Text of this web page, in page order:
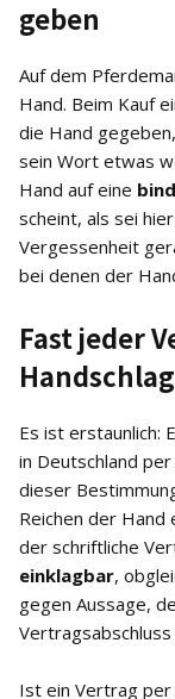
geben
Auf dem
Hand. Beim Kauf
die Hand
sein Wort etwas
Hand auf eine
scheint, als sei
Vergessenheit
bei denen der
Fast jeder
Es ist erstaunlich:
in Deutschland
dieser
Reichen der Hand
der schriftliche
einklagbar,
gegen Aussage,
Ist ein Vertrag